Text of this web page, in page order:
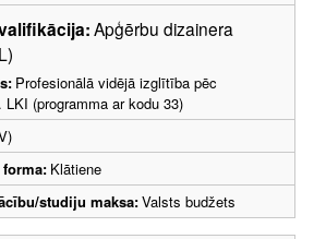
Apģērbu dizainera
Profesionālā vidējā izglītība pēc
(programma ar kodu 33)
Klātiene
studiju maksa:Valsts budžets